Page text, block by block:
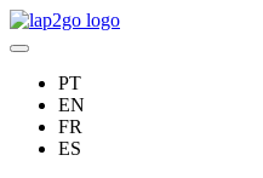
PT
EN
FR
ES